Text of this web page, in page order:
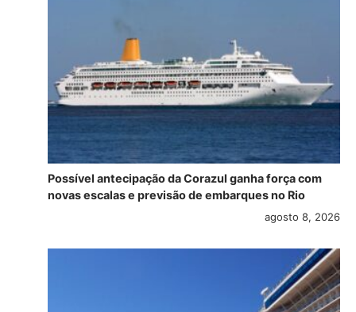
Possível antecipação da Corazul ganha força com
novas escalas e previsão de embarques no Rio
agosto 8, 2026